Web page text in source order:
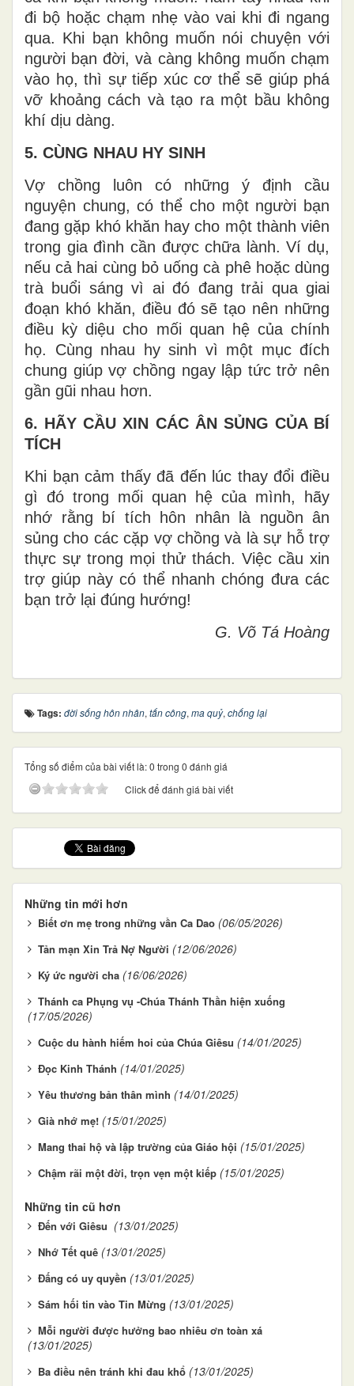
đi bộ hoặc chạm nhẹ vào vai khi đi ngang
qua. Khi bạn không muốn nói chuyện với
người bạn đời, và càng không muốn chạm
vào họ, thì sự tiếp xúc cơ thể sẽ giúp phá
vỡ khoảng cách và tạo ra một bầu không
khí dịu dàng.
5. CÙNG NHAU HY SINH
Vợ chồng luôn có những ý định cầu
nguyện chung, có thể cho một người bạn
đang gặp khó khăn hay cho một thành viên
trong gia đình cần được chữa lành. Ví dụ,
nếu cả hai cùng bỏ uống cà phê hoặc dùng
trà buổi sáng vì ai đó đang trải qua giai
đoạn khó khăn, điều đó sẽ tạo nên những
điều kỳ diệu cho mối quan hệ của chính
họ. Cùng nhau hy sinh vì một mục đích
chung giúp vợ chồng ngay lập tức trở nên
gần gũi nhau hơn.
6. HÃY CẦU XIN CÁC ÂN SỦNG CỦA BÍ
TÍCH
Khi bạn cảm thấy đã đến lúc thay đổi điều
gì đó trong mối quan hệ của mình, hãy
nhớ rằng bí tích hôn nhân là nguồn ân
sủng cho các cặp vợ chồng và là sự hỗ trợ
thực sự trong mọi thử thách. Việc cầu xin
trợ giúp này có thể nhanh chóng đưa các
bạn trở lại đúng hướng!
G. Võ Tá Hoàng
Tags: đời sống hôn nhân, tấn công, ma quỷ, chống lại
Tổng số điểm của bài viết là: 0 trong 0 đánh giá
Click để đánh giá bài viết
Những tin mới hơn
Biết ơn mẹ trong những vần Ca Dao (06/05/2026)
Tản mạn Xin Trả Nợ Người (12/06/2026)
Ký ức người cha (16/06/2026)
Thánh ca Phụng vụ -Chúa Thánh Thần hiện xuống
(17/05/2026)
Cuộc du hành hiếm hoi của Chúa Giêsu (14/01/2025)
Đọc Kinh Thánh (14/01/2025)
Yêu thương bản thân mình (14/01/2025)
Già nhớ mẹ! (15/01/2025)
Mang thai hộ và lập trường của Giáo hội (15/01/2025)
Chậm rãi một đời, trọn vẹn một kiếp (15/01/2025)
Những tin cũ hơn
Đến với Giêsu (13/01/2025)
Nhớ Tết quê (13/01/2025)
Đấng có uy quyền (13/01/2025)
Sám hối tin vào Tin Mừng (13/01/2025)
Mỗi người được hưởng bao nhiêu ơn toàn xá
(13/01/2025)
Ba điều nên tránh khi đau khổ (13/01/2025)